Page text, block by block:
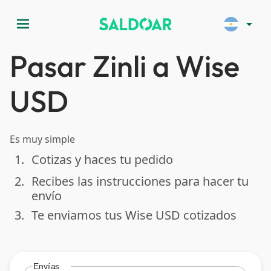
menu arrow_drop_down
Pasar Zinli a Wise
USD
Es muy simple
done
1. Cotizas y haces tu pedido
done
2. Recibes las instrucciones para hacer tu
envío
done
3. Te enviamos tus Wise USD cotizados
Envías